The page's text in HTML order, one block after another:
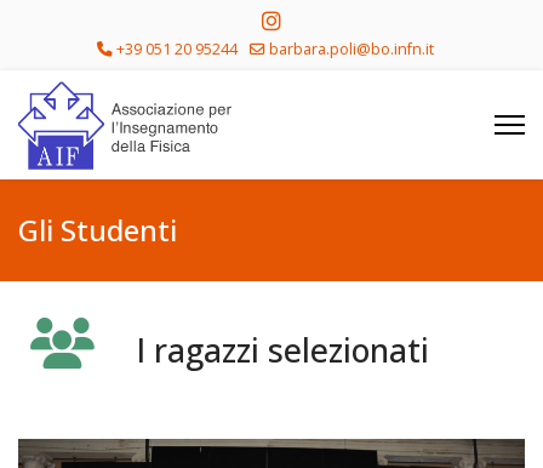
+39 051 20 95244 barbara.poli@bo.infn.it
Gli Studenti
I ragazzi selezionati